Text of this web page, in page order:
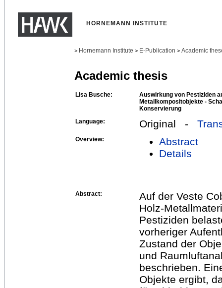
HORNEMANN INSTITUTE
> Hornemann Institute > E-Publication > Academic
Academic thesis
Lisa Busche:
Auswirkung von Pestiziden
Metallkompositobjekte -
Konservierung
Language:
Original -
Overview:
Abstract
Details
Abstract:
Auf der Veste
Holz-
Pestiziden
vorheriger
Zustand der
und
beschrieben.
Objekte ergibt,